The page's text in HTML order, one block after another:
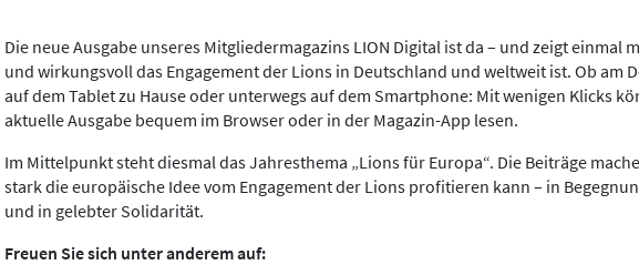
Die neue Ausgabe unseres Mitgliedermagazins LION Digital ist da – und zeigt einmal
und wirkungsvoll das Engagement der Lions in Deutschland und weltweit ist. Ob am
auf dem Tablet zu Hause oder unterwegs auf dem Smartphone: Mit wenigen Klicks
aktuelle Ausgabe bequem im Browser oder in der Magazin-App lesen.
Im Mittelpunkt steht diesmal das Jahresthema „Lions für Europa“. Die Beiträge
stark die europäische Idee vom Engagement der Lions profitieren kann – in
und in gelebter Solidarität.
Freuen Sie sich unter anderem auf: